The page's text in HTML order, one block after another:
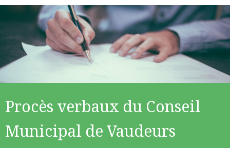
Procès verbaux du Conseil
Municipal de Vaudeurs